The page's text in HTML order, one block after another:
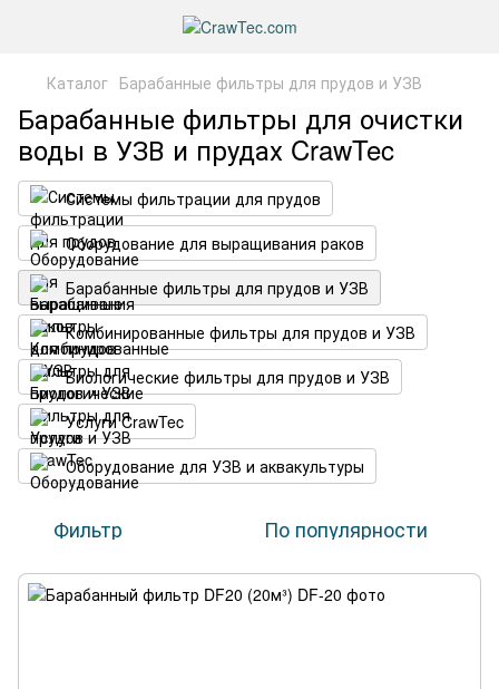
Каталог Барабанные фильтры для прудов и УЗВ
Барабанные фильтры для очистки
воды в УЗВ и прудах CrawTec
Системы фильтрации для прудов
Оборудование для выращивания раков
Барабанные фильтры для прудов и УЗВ
Комбинированные фильтры для прудов и УЗВ
Биологические фильтры для прудов и УЗВ
Услуги CrawTec
Оборудование для УЗВ и аквакультуры
Фильтр По популярности